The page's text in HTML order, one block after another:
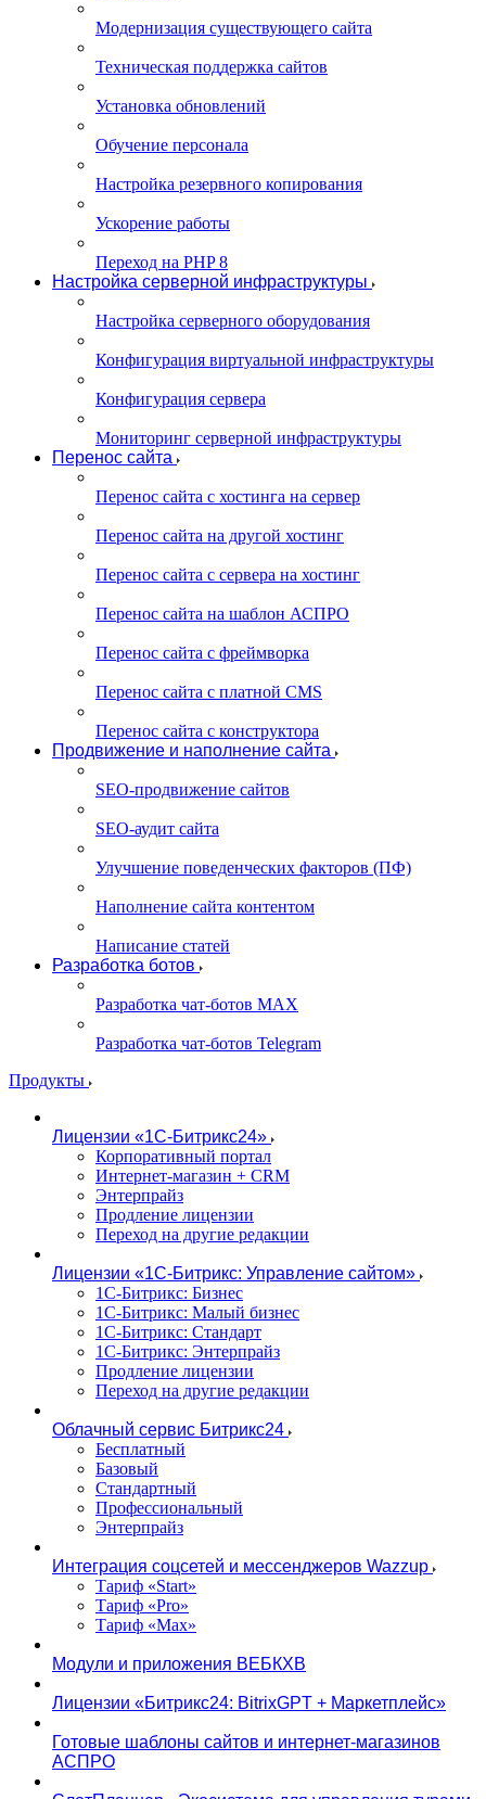
Модернизация существующего сайта
Техническая поддержка сайтов
Установка обновлений
Обучение персонала
Настройка резервного копирования
Ускорение работы
Переход на PHP 8
Настройка серверной инфраструктуры
Настройка серверного оборудования
Конфигурация виртуальной инфраструктуры
Конфигурация сервера
Мониторинг серверной инфраструктуры
Перенос сайта
Перенос сайта с хостинга на сервер
Перенос сайта на другой хостинг
Перенос сайта с сервера на хостинг
Перенос сайта на шаблон АСПРО
Перенос сайта с фреймворка
Перенос сайта с платной CMS
Перенос сайта с конструктора
Продвижение и наполнение сайта
SEO-продвижение сайтов
SEO-аудит сайта
Улучшение поведенческих факторов (ПФ)
Наполнение сайта контентом
Написание статей
Разработка ботов
Разработка чат-ботов MAX
Разработка чат-ботов Telegram
Продукты
Лицензии «1С-Битрикс24»
Корпоративный портал
Интернет-магазин + CRM
Энтерпрайз
Продление лицензии
Переход на другие редакции
Лицензии «1С-Битрикс: Управление сайтом»
1С-Битрикс: Бизнес
1С-Битрикс: Малый бизнес
1С-Битрикс: Стандарт
1С-Битрикс: Энтерпрайз
Продление лицензии
Переход на другие редакции
Облачный сервис Битрикс24
Бесплатный
Базовый
Стандартный
Профессиональный
Энтерпрайз
Интеграция соцсетей и мессенджеров Wazzup
Тариф «Start»
Тариф «Pro»
Тариф «Max»
Модули и приложения ВЕБКХВ
Лицензии «Битрикс24: BitrixGPT + Маркетплейс»
Готовые шаблоны сайтов и интернет-магазинов
АСПРО